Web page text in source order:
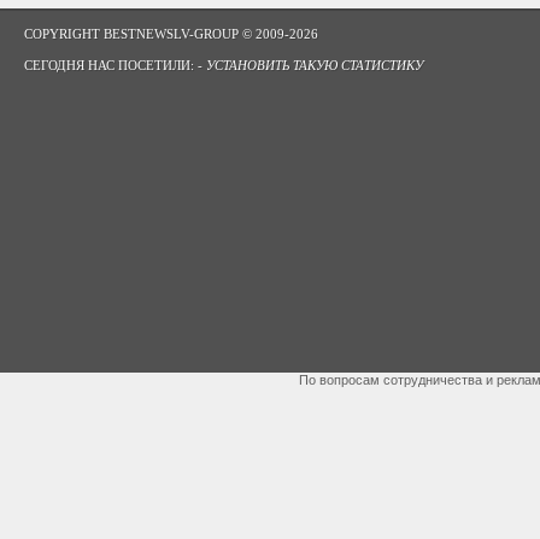
COPYRIGHT BESTNEWSLV-GROUP © 2009-2026
СЕГОДНЯ НАС ПОСЕТИЛИ: - УСТАНОВИТЬ ТАКУЮ СТАТИСТИКУ
По вопросам сотрудничества и